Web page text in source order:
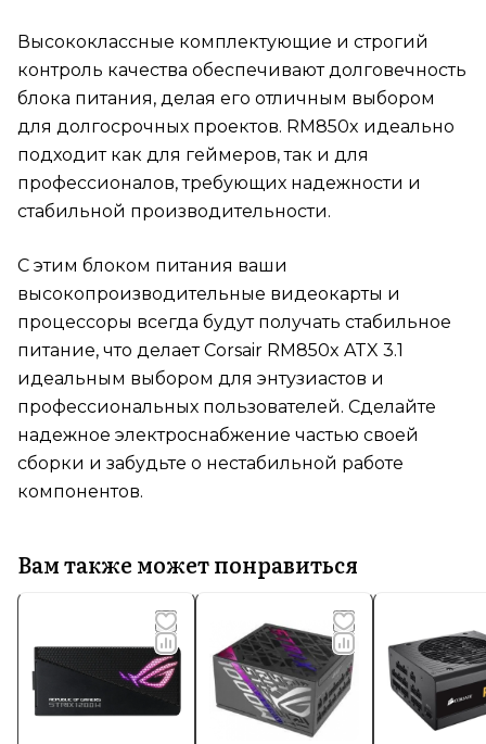
Высококлассные комплектующие и строгий
контроль качества обеспечивают долговечность
блока питания, делая его отличным выбором
для долгосрочных проектов. RM850x идеально
подходит как для геймеров, так и для
профессионалов, требующих надежности и
стабильной производительности.
С этим блоком питания ваши
высокопроизводительные видеокарты и
процессоры всегда будут получать стабильное
питание, что делает Corsair RM850x ATX 3.1
идеальным выбором для энтузиастов и
профессиональных пользователей. Сделайте
надежное электроснабжение частью своей
сборки и забудьте о нестабильной работе
компонентов.
Вам также может понравиться